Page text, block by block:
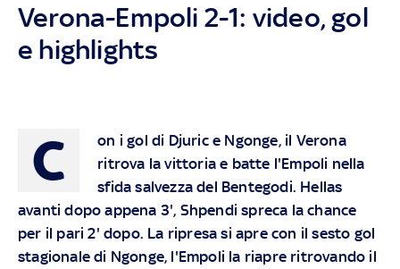
Verona-Empoli 2-1: video, gol
e highlights
C
on i gol di Djuric e Ngonge, il Verona
ritrova la vittoria e batte l'Empoli nella
sfida salvezza del Bentegodi. Hellas
avanti dopo appena 3', Shpendi spreca la chance
per il pari 2' dopo. La ripresa si apre con il sesto gol
stagionale di Ngonge, l'Empoli la riapre ritrovando il